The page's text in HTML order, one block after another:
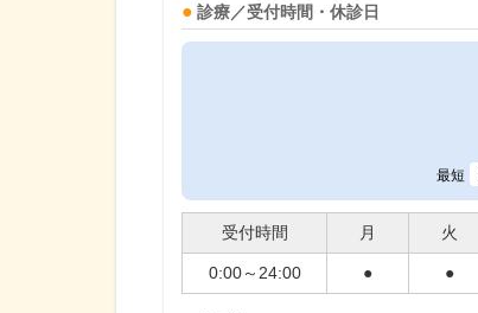
診療／受付時間・休診日
最短
受付時間 月 火
0:00～24:00 ● ●